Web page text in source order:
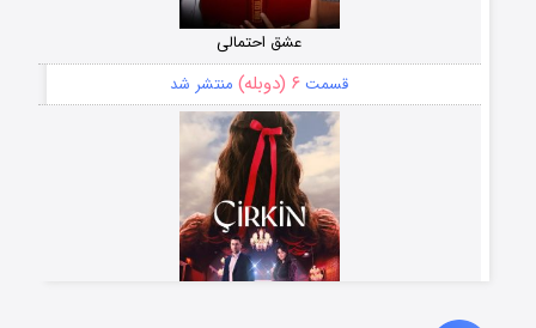
عشق احتمالی
قسمت ۶ (دوبله) منتشر شد